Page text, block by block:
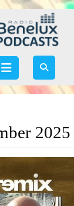
Open
2025